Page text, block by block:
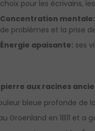
choix pour les écrivains,
Concentration mentale:
de problèmes et la prise
Énergie apaisante: ses
pierre aux racines
bleue profonde de
Groenland en 1811 et